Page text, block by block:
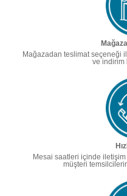
Mağazadan teslimat seçeneği
ve indirim
Mesai saatleri içinde iletişim
müşteri